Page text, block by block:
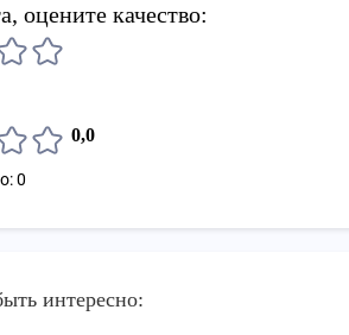
оцените качество:
0,0
0
интересно: